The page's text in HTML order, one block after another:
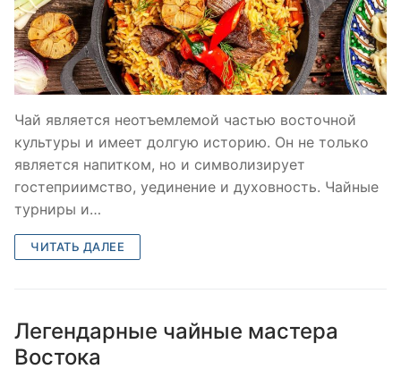
Чай является неотъемлемой частью восточной
культуры и имеет долгую историю. Он не только
является напитком, но и символизирует
гостеприимство, уединение и духовность. Чайные
турниры и…
ЧИТАТЬ ДАЛЕЕ
Легендарные чайные мастера
Востока